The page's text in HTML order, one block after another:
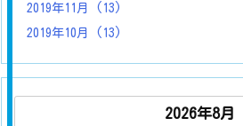
2019年11月
(13)
2019年10月
(13)
2026年8月